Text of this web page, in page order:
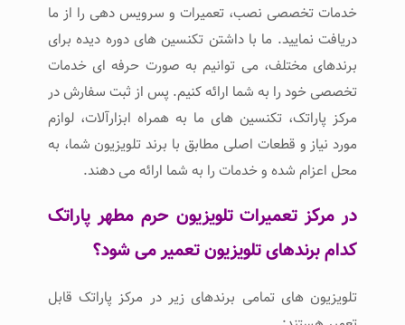
خدمات تخصصی نصب، تعمیرات و سرویس دهی را از ما
دریافت نمایید. ما با داشتن تکنسین های دوره دیده برای
برندهای مختلف، می توانیم به صورت حرفه ای خدمات
تخصصی خود را به شما ارائه کنیم. پس از ثبت سفارش در
مرکز پاراتک، تکنسین های ما به همراه ابزارآلات، لوازم
مورد نیاز و قطعات اصلی مطابق با برند تلویزیون شما، به
محل اعزام شده و خدمات را به شما ارائه می دهند.
در مرکز تعمیرات تلویزیون حرم مطهر پاراتک
کدام برندهای تلویزیون تعمیر می شود؟
تلویزیون های تمامی برندهای زیر در مرکز پاراتک قابل